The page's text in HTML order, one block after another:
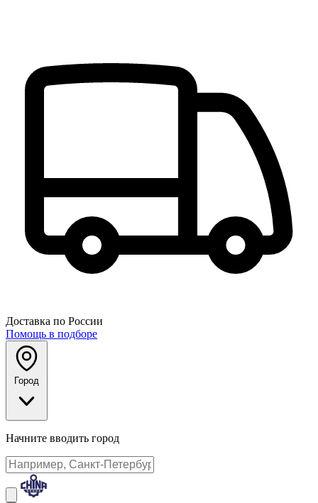
Доставка по России
Помощь в подборе
Город
Начните вводить город